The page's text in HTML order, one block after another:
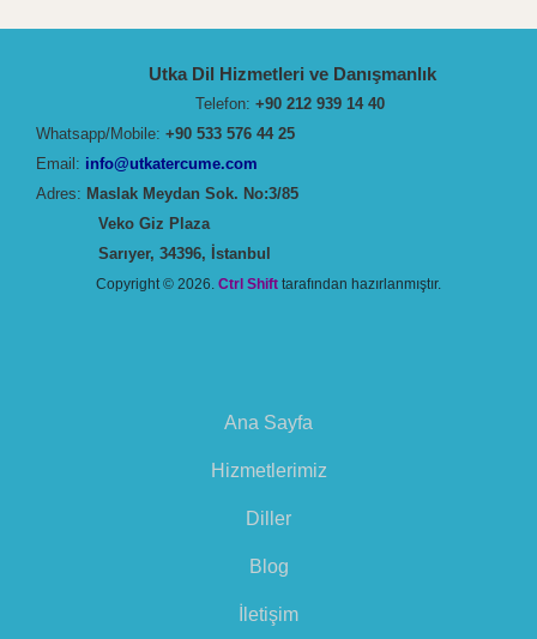
Eğitiminin
Önemi
Utka Dil Hizmetleri ve Danışmanlık
Telefon: +90 212 939 14 40
Whatsapp/Mobile: +90 533 576 44 25
Email: info@utkatercume.com
Adres: Maslak Meydan Sok. No:3/85
Veko Giz Plaza
Sarıyer, 34396, İstanbul
Copyright © 2026. Ctrl Shift tarafından hazırlanmıştır.
Ana Sayfa
Hizmetlerimiz
Diller
Blog
İletişim